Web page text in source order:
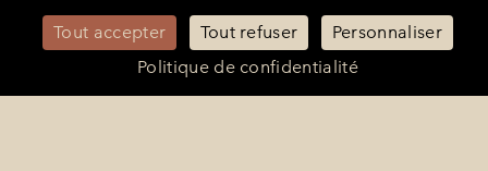
Contact Presse :philippine@latelierrp.com
Tout accepter Tout refuser
Personnaliser
Politique de confidentialité